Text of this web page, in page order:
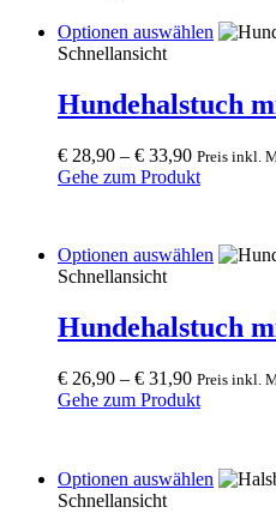
Optionen auswählen This
options
on
the
Schnellansicht
Hundehalstuch
€ 28,90 – € 33,90 Preis inkl.
Gehe zum Produkt
Optionen auswählen This
options
on
the
Schnellansicht
Hundehalstuch
€ 26,90 – € 31,90 Preis inkl.
Gehe zum Produkt
Optionen auswählen This
Schnellansicht